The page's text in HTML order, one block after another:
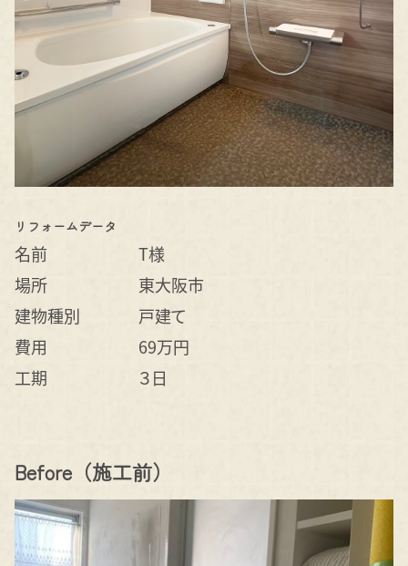
リフォームデータ
名前
T様
場所
東大阪市
建物種別
戸建て
費用
69万円
工期
３日
Before（施工前）